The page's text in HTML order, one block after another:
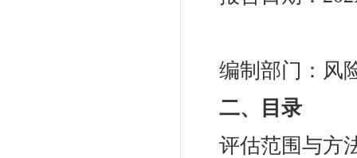
编制部门：风
二、目录
评估范围与方